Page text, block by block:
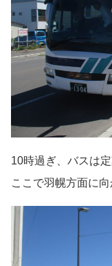
10時過ぎ、バスは定
ここで羽幌方面に